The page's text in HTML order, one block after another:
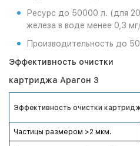
Ресурс до 50000 л. (для
железа в воде менее 0,3
Производительность до
Эффективность очистки
картриджа Арагон 3
Эффективность очистки
Частицы размером >2 мкм.